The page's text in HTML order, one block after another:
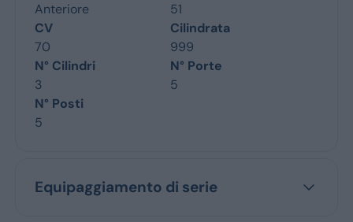
Anteriore
51
CV
70
Cilindrata
999
N° Cilindri
3
N° Porte
5
N° Posti
5
Equipaggiamento di serie